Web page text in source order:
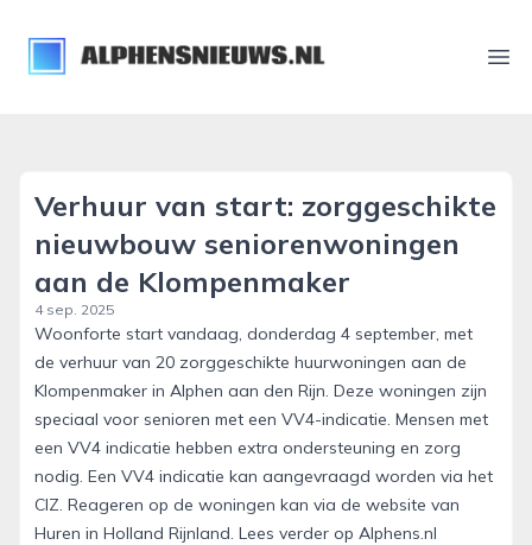
alphensnieuws.nl
Verhuur van start: zorggeschikte
nieuwbouw seniorenwoningen
aan de Klompenmaker
4 sep. 2025
Woonforte start vandaag, donderdag 4 september, met
de verhuur van 20 zorggeschikte huurwoningen aan de
Klompenmaker in Alphen aan den Rijn. Deze woningen zijn
speciaal voor senioren met een VV4-indicatie. Mensen met
een VV4 indicatie hebben extra ondersteuning en zorg
nodig. Een VV4 indicatie kan aangevraagd worden via het
CIZ. Reageren op de woningen kan via de website van
Huren in Holland Rijnland. Lees verder op Alphens.nl